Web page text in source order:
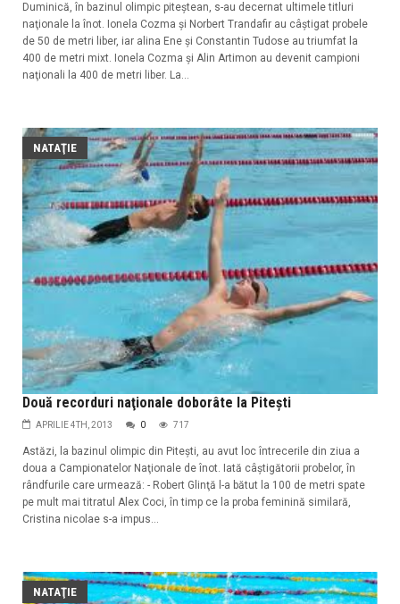
Duminică, în bazinul olimpic piteştean, s-au decernat ultimele titluri
naţionale la înot. Ionela Cozma şi Norbert Trandafir au câştigat probele
de 50 de metri liber, iar alina Ene şi Constantin Tudose au triumfat la
400 de metri mixt. Ionela Cozma şi Alin Artimon au devenit campioni
naţionali la 400 de metri liber. La...
NATAŢIE
Două recorduri naţionale doborâte la Piteşti
APRILIE 4TH, 2013 0 717
Astăzi, la bazinul olimpic din Piteşti, au avut loc întrecerile din ziua a
doua a Campionatelor Naţionale de înot. Iată câştigătorii probelor, în
rândfurile care urmează: - Robert Glinţă l-a bătut la 100 de metri spate
pe mult mai titratul Alex Coci, în timp ce la proba feminină similară,
Cristina nicolae s-a impus...
NATAŢIE